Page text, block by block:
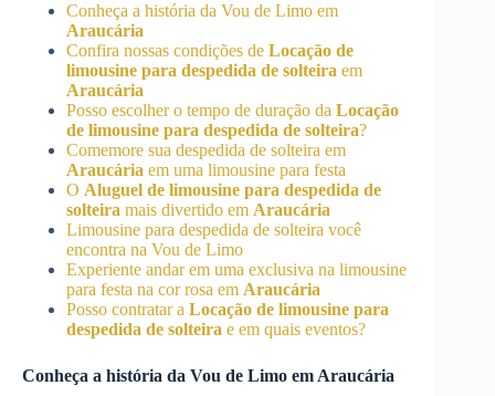
Conheça a história da Vou de Limo em
Araucária
Confira nossas condições de Locação de
limousine para despedida de solteira em
Araucária
Posso escolher o tempo de duração da Locação
de limousine para despedida de solteira?
Comemore sua despedida de solteira em
Araucária em uma limousine para festa
O Aluguel de limousine para despedida de
solteira mais divertido em Araucária
Limousine para despedida de solteira você
encontra na Vou de Limo
Experiente andar em uma exclusiva na limousine
para festa na cor rosa em Araucária
Posso contratar a Locação de limousine para
despedida de solteira e em quais eventos?
Conheça a história da Vou de Limo em Araucária